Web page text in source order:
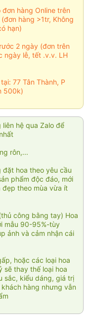
hàng Online trên
hàng >1tr, Không
hạn)
2 ngày (đơn trên
ngày lễ, tết .v.v. LH
77 Tân Thành, P
500k)
hệ qua Zalo để
rôn,...
hoa theo yêu cầu
phẩm độc đáo, mới
đẹp theo mùa vừa ít
công bằng tay) Hoa
mẫu 90-95%-tùy
ảnh và cảm nhận cái
hoặc các loại hoa
sẽ thay thế loại hoa
sắc, kiểu dáng, giá trị
hàng nhưng vẫn